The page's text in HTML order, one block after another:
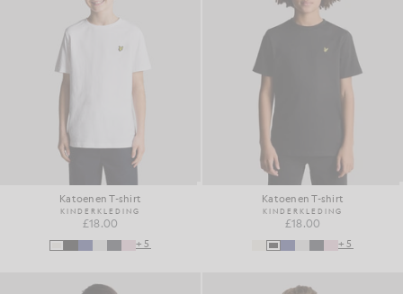
Katoenen T-shirt
KINDERKLEDING
£18.00
+5
Katoenen T-shirt
KINDERKLEDING
£18.00
+5